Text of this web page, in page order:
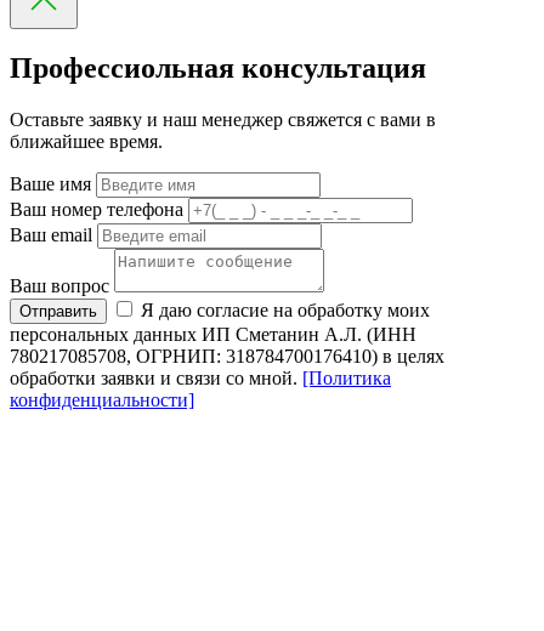
Профессиольная консультация
Оставьте заявку и наш менеджер свяжется с вами в
ближайшее время.
Ваше имя
Ваш номер телефона
Ваш email
Ваш вопрос
Отправить
Я даю согласие на обработку моих
персональных данных ИП Сметанин А.Л. (ИНН
780217085708, ОГРНИП: 318784700176410) в целях
обработки заявки и связи со мной. [Политика
конфиденциальности]